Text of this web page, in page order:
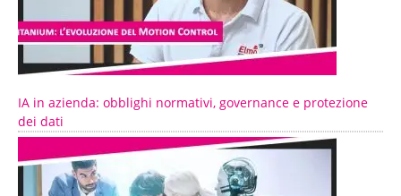
IA in azienda: obblighi normativi, governance e protezione
dei dati